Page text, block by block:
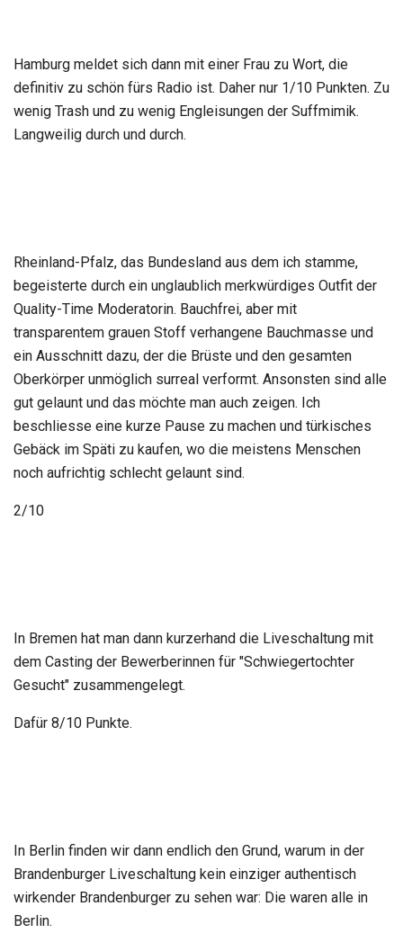
Hamburg meldet sich dann mit einer Frau zu Wort, die
definitiv zu schön fürs Radio ist. Daher nur 1/10 Punkten. Zu
wenig Trash und zu wenig Engleisungen der Suffmimik.
Langweilig durch und durch.
Rheinland-Pfalz, das Bundesland aus dem ich stamme,
begeisterte durch ein unglaublich merkwürdiges Outfit der
Quality-Time Moderatorin. Bauchfrei, aber mit
transparentem grauen Stoff verhangene Bauchmasse und
ein Ausschnitt dazu, der die Brüste und den gesamten
Oberkörper unmöglich surreal verformt. Ansonsten sind alle
gut gelaunt und das möchte man auch zeigen. Ich
beschliesse eine kurze Pause zu machen und türkisches
Gebäck im Späti zu kaufen, wo die meistens Menschen
noch aufrichtig schlecht gelaunt sind.
2/10
In Bremen hat man dann kurzerhand die Liveschaltung mit
dem Casting der Bewerberinnen für "Schwiegertochter
Gesucht" zusammengelegt.
Dafür 8/10 Punkte.
In Berlin finden wir dann endlich den Grund, warum in der
Brandenburger Liveschaltung kein einziger authentisch
wirkender Brandenburger zu sehen war: Die waren alle in
Berlin.